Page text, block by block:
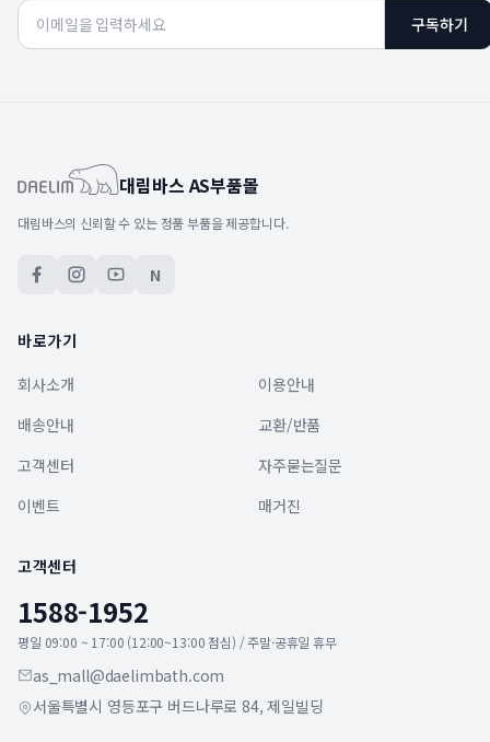
구독하기
대림바스 AS부품몰
대림바스의 신뢰할 수 있는 정품 부품을 제공합니다.
N
바로가기
회사소개
이용안내
배송안내
교환/반품
고객센터
자주묻는질문
이벤트
매거진
고객센터
1588-1952
평일 09:00 ~ 17:00 (12:00~13:00 점심) / 주말·공휴일 휴무
as_mall@daelimbath.com
서울특별시 영등포구 버드나루로 84, 제일빌딩